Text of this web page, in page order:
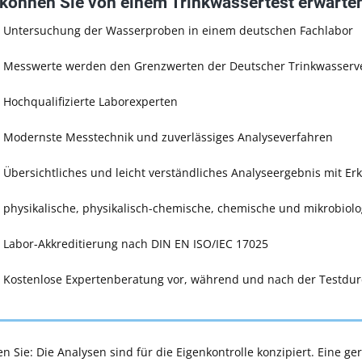
Untersuchung der Wasserproben in einem deutschen Fachlabor
Messwerte werden den Grenzwerten der Deutscher
Hochqualifizierte Laborexperten
Modernste Messtechnik und zuverlässiges Analyseverfahren
Übersichtliches und leicht verständliches Analyseergebnis mit
physikalische, physikalisch-chemische, chemische und
Labor-Akkreditierung nach DIN EN ISO/IEC 17025
Kostenlose Expertenberatung vor, während und nach der
Sie: Die Analysen sind für die Eigenkontrolle konzipiert. Eine